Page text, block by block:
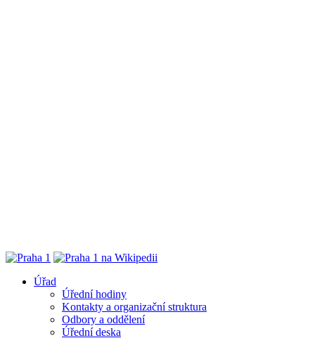
Úřad
Úřední hodiny
Kontakty a organizační struktura
Odbory a oddělení
Úřední deska